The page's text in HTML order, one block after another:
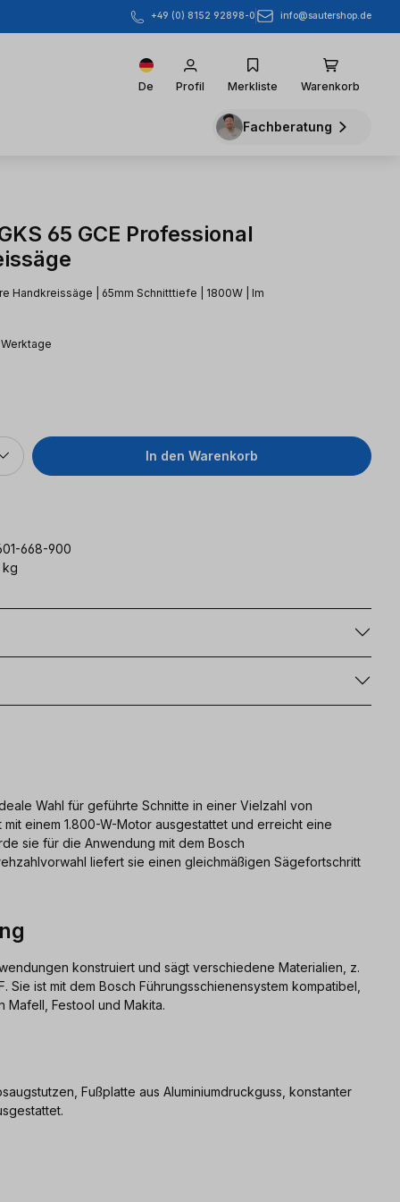
+49 (0) 8152 92898-0 info@sautershop.de
De Profil Merkliste Warenkorb
Fachberatung
65 GCE Professional
Handkreissäge | 65mm Schnitttiefe | 1800W | Im
In den Warenkorb
668-900
kg
Wahl für geführte Schnitte in einer Vielzahl von
einem 1.800-W-Motor ausgestattet und erreicht eine
sie für die Anwendung mit dem Bosch
liefert sie einen gleichmäßigen Sägefortschritt
konstruiert und sägt verschiedene Materialien, z.
ist mit dem Bosch Führungsschienensystem kompatibel,
Mafell, Festool und Makita.
Fußplatte aus Aluminiumdruckguss, konstanter